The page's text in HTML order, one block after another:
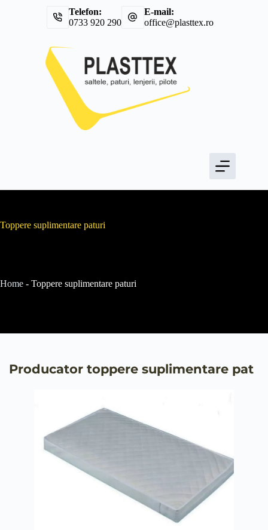
Telefon:
0733 920 290
E-mail:
office@plasttex.ro
Toppere suplimentare paturi
Home - Toppere suplimentare paturi
Producator toppere suplimentare pat